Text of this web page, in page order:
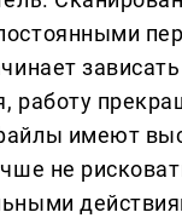
работу
имеют
не